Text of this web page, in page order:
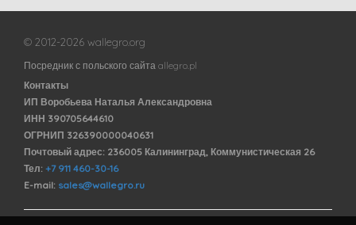
© 2012-2026 wallegro.org
Посредник с польского сайта allegro.pl
Контакты
ИП Воробьева Наталья Александровна
ИНН 390705644610
ОГРНИП 326390000040631
Почтовый адрес: 236005 Калининград, Коммунистическая 26
Тел: +7 911 460-30-16
E-mail: sales@wallegro.ru